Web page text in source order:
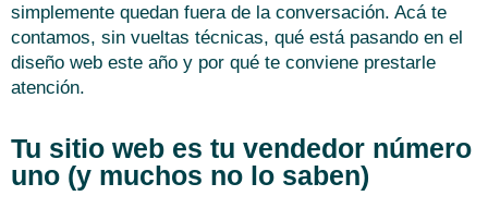
simplemente quedan fuera de la conversación. Acá te
contamos, sin vueltas técnicas, qué está pasando en el
diseño web este año y por qué te conviene prestarle
atención.
Tu sitio web es tu vendedor número
uno (y muchos no lo saben)